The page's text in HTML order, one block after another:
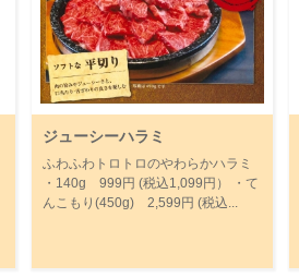
ジューシーハラミ
ふわふわトロトロのやわらかハラミ
・140g 999円 (税込1,099円） ・て
んこもり(450g) 2,599円 (税込...